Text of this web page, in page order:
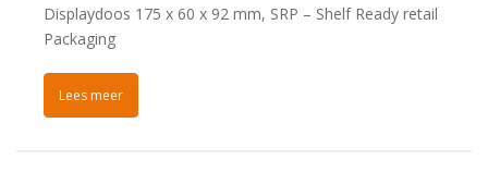
Displaydoos 175 x 60 x 92 mm, SRP – Shelf Ready retail
Packaging
Lees meer